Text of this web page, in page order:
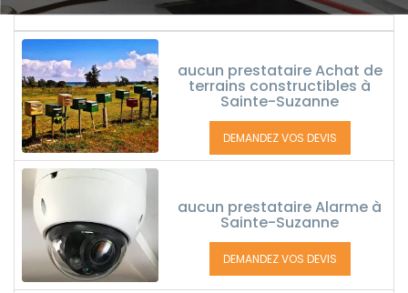
aucun prestataire Achat de
terrains constructibles à
Sainte-Suzanne
DEMANDEZ VOS DEVIS
aucun prestataire Alarme à
Sainte-Suzanne
DEMANDEZ VOS DEVIS